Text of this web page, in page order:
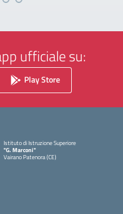
ufficiale su:
Play Store
Istituto di Istruzione Superiore
"G. Marconi"
Vairano Patenora (CE)